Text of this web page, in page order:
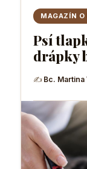
MAGAZÍN O
Psí
drápky
✍ Bc. Martina